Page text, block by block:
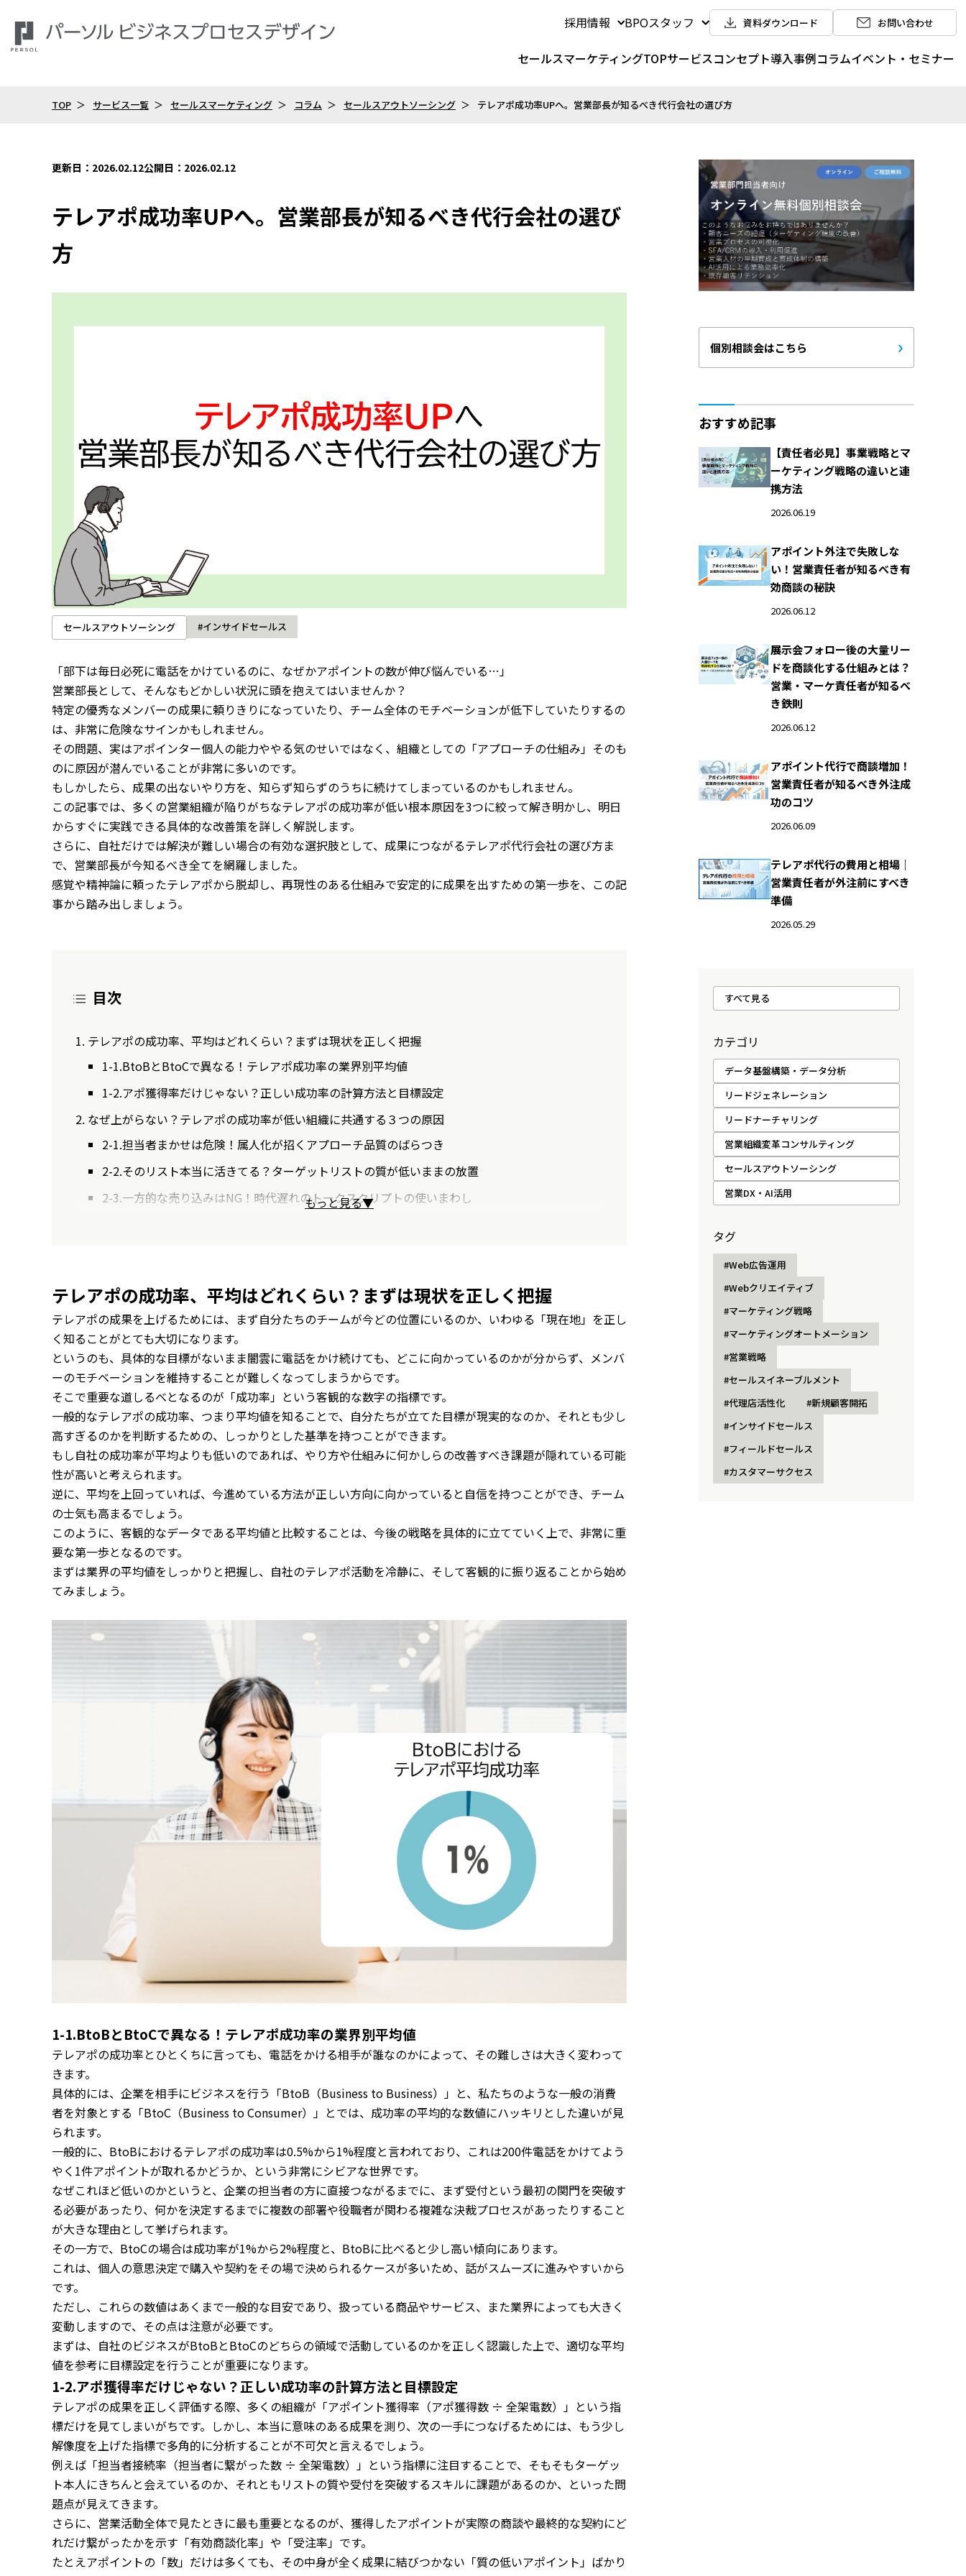
採用情報 BPOスタッフ 資料ダウンロード お問い合わせ
セールスマーケティングTOPサービスコンセプト導入事例コラムイベント・セミナー
TOP サービス一覧 セールスマーケティング コラム セールスアウトソーシング テレアポ成功率UPへ。営業部長が知るべき代行会社の選び方
更新日：2026.02.12公開日：2026.02.12
テレアポ成功率UPへ。営業部長が知るべき代行会社の選び
方
セールスアウトソーシング #インサイドセールス
「部下は毎日必死に電話をかけているのに、なぜかアポイントの数が伸び悩んでいる…」
営業部長として、そんなもどかしい状況に頭を抱えてはいませんか？
特定の優秀なメンバーの成果に頼りきりになっていたり、チーム全体のモチベーションが低下していたりするの
は、非常に危険なサインかもしれません。
その問題、実はアポインター個人の能力ややる気のせいではなく、組織としての「アプローチの仕組み」そのも
のに原因が潜んでいることが非常に多いのです。
もしかしたら、成果の出ないやり方を、知らず知らずのうちに続けてしまっているのかもしれません。
この記事では、多くの営業組織が陥りがちなテレアポの成功率が低い根本原因を3つに絞って解き明かし、明日
からすぐに実践できる具体的な改善策を詳しく解説します。
さらに、自社だけでは解決が難しい場合の有効な選択肢として、成果につながるテレアポ代行会社の選び方ま
で、営業部長が今知るべき全てを網羅しました。
感覚や精神論に頼ったテレアポから脱却し、再現性のある仕組みで安定的に成果を出すための第一歩を、この記
事から踏み出しましょう。
目次
テレアポの成功率、平均はどれくらい？まずは現状を正しく把握
1-1.BtoBとBtoCで異なる！テレアポ成功率の業界別平均値
1-2.アポ獲得率だけじゃない？正しい成功率の計算方法と目標設定
なぜ上がらない？テレアポの成功率が低い組織に共通する３つの原因
2-1.担当者まかせは危険！属人化が招くアプローチ品質のばらつき
2-2.そのリスト本当に活きてる？ターゲットリストの質が低いままの放置
2-3.一方的な売り込みはNG！時代遅れのトークスクリプトの使いまわし
もっと見る▼
テレアポの成功率、平均はどれくらい？まずは現状を正しく把握
テレアポの成果を上げるためには、まず自分たちのチームが今どの位置にいるのか、いわゆる「現在地」を正し
く知ることがとても大切になります。
というのも、具体的な目標がないまま闇雲に電話をかけ続けても、どこに向かっているのかが分からず、メンバ
ーのモチベーションを維持することが難しくなってしまうからです。
そこで重要な道しるべとなるのが「成功率」という客観的な数字の指標です。
一般的なテレアポの成功率、つまり平均値を知ることで、自分たちが立てた目標が現実的なのか、それとも少し
高すぎるのかを判断するための、しっかりとした基準を持つことができます。
もし自社の成功率が平均よりも低いのであれば、やり方や仕組みに何かしらの改善すべき課題が隠れている可能
性が高いと考えられます。
逆に、平均を上回っていれば、今進めている方法が正しい方向に向かっていると自信を持つことができ、チーム
の士気も高まるでしょう。
このように、客観的なデータである平均値と比較することは、今後の戦略を具体的に立てていく上で、非常に重
要な第一歩となるのです。
まずは業界の平均値をしっかりと把握し、自社のテレアポ活動を冷静に、そして客観的に振り返ることから始め
てみましょう。
1-1.BtoBとBtoCで異なる！テレアポ成功率の業界別平均値
テレアポの成功率とひとくちに言っても、電話をかける相手が誰なのかによって、その難しさは大きく変わって
きます。
具体的には、企業を相手にビジネスを行う「BtoB（Business to Business）」と、私たちのような一般の消費
者を対象とする「BtoC（Business to Consumer）」とでは、成功率の平均的な数値にハッキリとした違いが見
られます。
一般的に、BtoBにおけるテレアポの成功率は0.5%から1%程度と言われており、これは200件電話をかけてよう
やく1件アポイントが取れるかどうか、という非常にシビアな世界です。
なぜこれほど低いのかというと、企業の担当者の方に直接つながるまでに、まず受付という最初の関門を突破す
る必要があったり、何かを決定するまでに複数の部署や役職者が関わる複雑な決裁プロセスがあったりすること
が大きな理由として挙げられます。
その一方で、BtoCの場合は成功率が1%から2%程度と、BtoBに比べると少し高い傾向にあります。
これは、個人の意思決定で購入や契約をその場で決められるケースが多いため、話がスムーズに進みやすいから
です。
ただし、これらの数値はあくまで一般的な目安であり、扱っている商品やサービス、また業界によっても大きく
変動しますので、その点は注意が必要です。
まずは、自社のビジネスがBtoBとBtoCのどちらの領域で活動しているのかを正しく認識した上で、適切な平均
値を参考に目標設定を行うことが重要になります。
1-2.アポ獲得率だけじゃない？正しい成功率の計算方法と目標設定
テレアポの成果を正しく評価する際、多くの組織が「アポイント獲得率（アポ獲得数 ÷ 全架電数）」という指
標だけを見てしまいがちです。しかし、本当に意味のある成果を測り、次の一手につなげるためには、もう少し
解像度を上げた指標で多角的に分析することが不可欠と言えるでしょう。
例えば「担当者接続率（担当者に繋がった数 ÷ 全架電数）」という指標に注目することで、そもそもターゲッ
ト本人にきちんと会えているのか、それともリストの質や受付を突破するスキルに課題があるのか、といった問
題点が見えてきます。
さらに、営業活動全体で見たときに最も重要となるのが、獲得したアポイントが実際の商談や最終的な契約にど
れだけ繋がったかを示す「有効商談化率」や「受注率」です。
たとえアポイントの「数」だけは多くても、その中身が全く成果に結びつかない「質の低いアポイント」ばかり
個別相談会はこちら
おすすめ記事
【責任者必見】事業戦略とマ
ーケティング戦略の違いと連
携方法
2026.06.19
アポイント外注で失敗しな
い！営業責任者が知るべき有
効商談の秘訣
2026.06.12
展示会フォロー後の大量リー
ドを商談化する仕組みとは？
営業・マーケ責任者が知るべ
き鉄則
2026.06.12
アポイント代行で商談増加！
営業責任者が知るべき外注成
功のコツ
2026.06.09
テレアポ代行の費用と相場｜
営業責任者が外注前にすべき
準備
2026.05.29
すべて見る
カテゴリ
データ基盤構築・データ分析
リードジェネレーション
リードナーチャリング
営業組織変革コンサルティング
セールスアウトソーシング
営業DX・AI活用
タグ
#Web広告運用
#Webクリエイティブ
#マーケティング戦略
#マーケティングオートメーション
#営業戦略
#セールスイネーブルメント
#代理店活性化
#新規顧客開拓
#インサイドセールス
#フィールドセールス
#カスタマーサクセス